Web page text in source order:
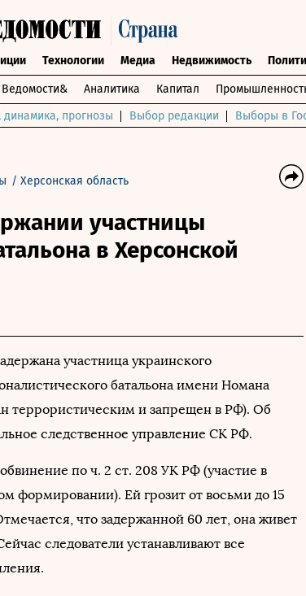
Технологии Медиа Недвижимость
Ведомости& Аналитика Капитал
прогнозы Выбор редакции Выборы в
/ Херсонская область
участницы
в Херсонской
участница украинского
батальона имени Номана
террористическим и запрещен в РФ). Об
следственное управление СК РФ.
по ч. 2 ст. 208 УК РФ (участие в
формировании). Ей грозит от восьми до 15
что задержанной 60 лет, она живет
следователи устанавливают все